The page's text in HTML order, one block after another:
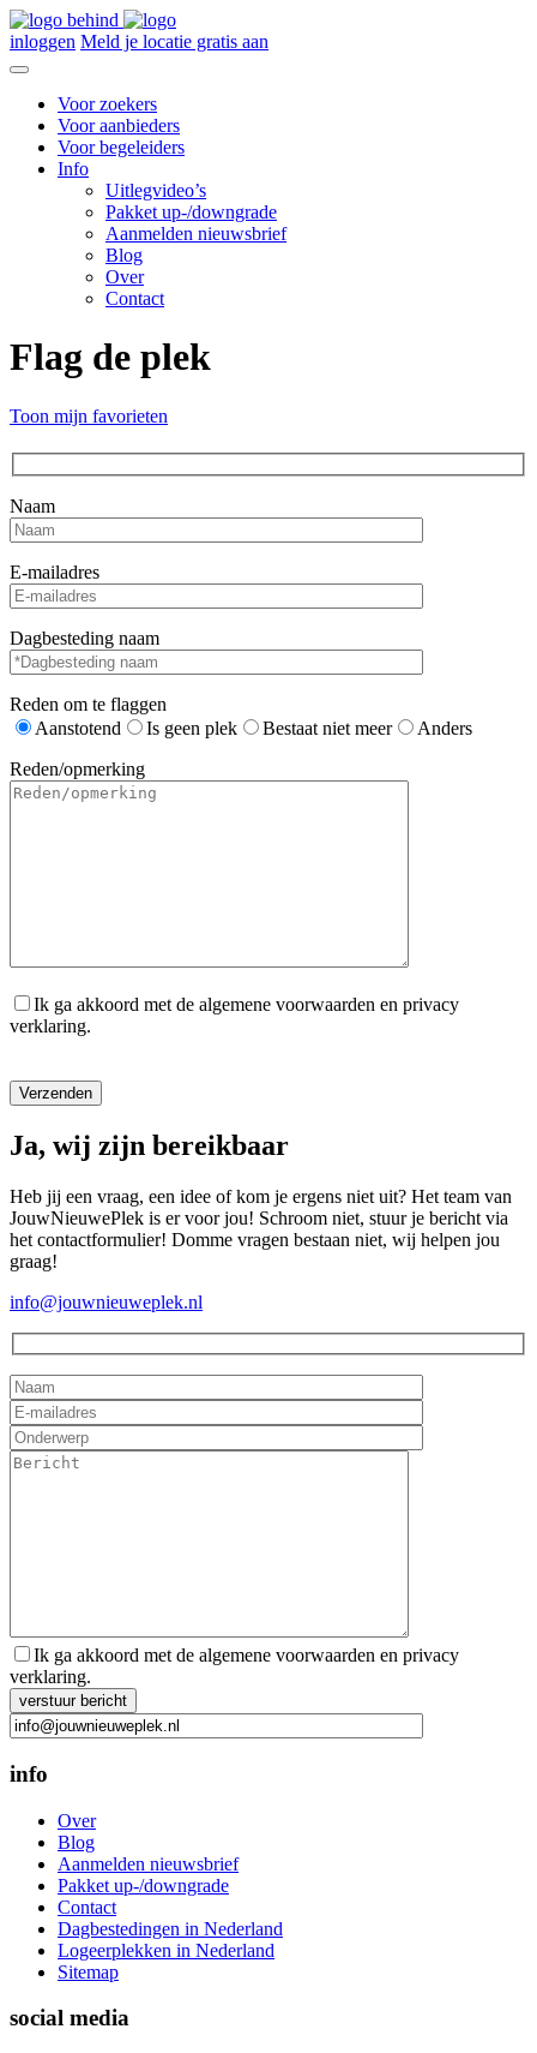
inloggen Meld je locatie gratis aan
Voor zoekers
Voor aanbieders
Voor begeleiders
Info
Uitlegvideo’s
Pakket up-/downgrade
Aanmelden nieuwsbrief
Blog
Over
Contact
Flag de plek
Toon mijn favorieten
Naam
E-mailadres
Dagbesteding naam
Reden om te flaggen
Aanstotend
Is geen plek Bestaat niet meer
Anders
Reden/opmerking
Ik ga akkoord met de algemene voorwaarden en privacy
verklaring.
Ja, wij zijn bereikbaar
Heb jij een vraag, een idee of kom je ergens niet uit? Het team van
JouwNieuwePlek is er voor jou! Schroom niet, stuur je bericht via
het contactformulier! Domme vragen bestaan niet, wij helpen jou
graag!
info@jouwnieuweplek.nl
Ik ga akkoord met de algemene voorwaarden en privacy
verklaring.
Gelieve dit veld leeg te laten.
info
Over
Blog
Aanmelden nieuwsbrief
Pakket up-/downgrade
Contact
Dagbestedingen in Nederland
Logeerplekken in Nederland
Sitemap
social media